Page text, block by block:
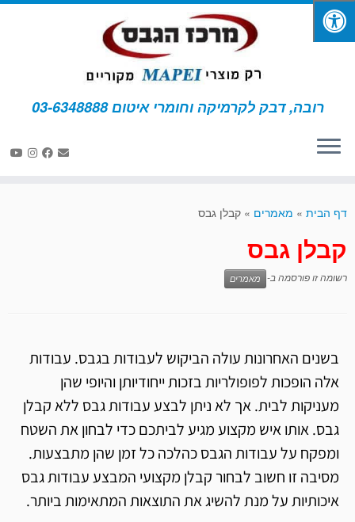
רובה, דבק לקרמיקה וחומרי איטום 03-6348888
דף הבית » מאמרים » קבלן גבס
קבלן גבס
רשומה זו פורסמה ב- מאמרים
בשנים האחרונות עולה הביקוש לעבודות בגבס. עבודות
אלה הופכות לפופולריות בזכות ייחודיותן והיופי שהן
מעניקות לבית. אך לא ניתן לבצע עבודות גבס ללא קבלן
גבס. אותו איש מקצוע מגיע לביתכם כדי לבחון את השטח
ומפקח על עבודות הגבס כהלכה כל זמן שהן מתבצעות.
מסיבה זו חשוב לבחור קבלן מקצועי המבצע עבודות גבס
איכותיות על מנת להשיג את התוצאות המתאימות ביותר.